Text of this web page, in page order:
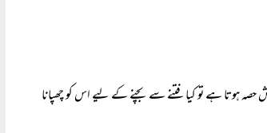
حصہ ہوتا ہے تو کیا فتنے سے بچنے کے لیے اس کو چھپانا